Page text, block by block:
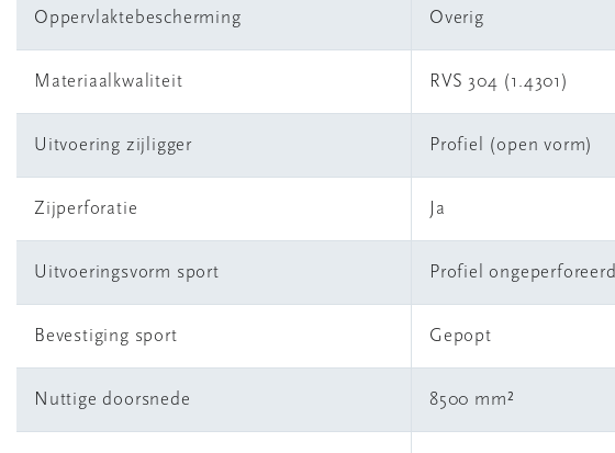
Oppervlaktebescherming Overig
Materiaalkwaliteit RVS 304 (1.4301)
Uitvoering zijligger Profiel (open vorm)
Zijperforatie Ja
Uitvoeringsvorm sport Profiel ongeperforeerd
Bevestiging sport Gepopt
Nuttige doorsnede 8500 mm²